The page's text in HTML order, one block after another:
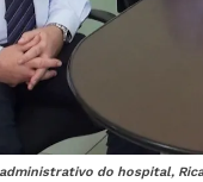
do hospital,